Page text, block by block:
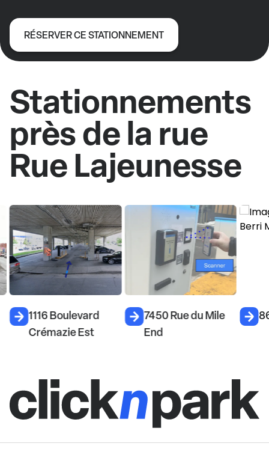
RÉSERVER CE STATIONNEMENT
Stationnements
près de la rue
Rue Lajeunesse
1116 Boulevard
Crémazie Est
7450 Rue du Mile
End